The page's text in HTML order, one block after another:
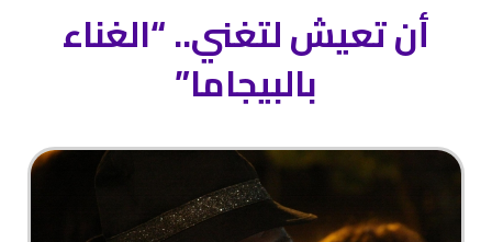
أن تعيش لتغني.. “الغناء
بالبيجاما”